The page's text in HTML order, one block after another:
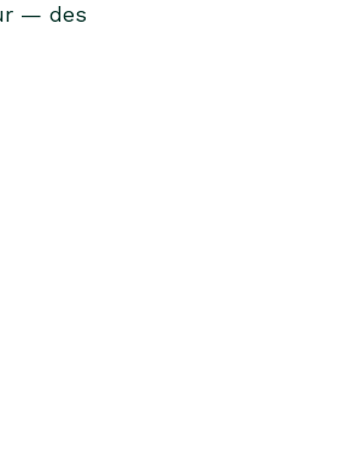
— des